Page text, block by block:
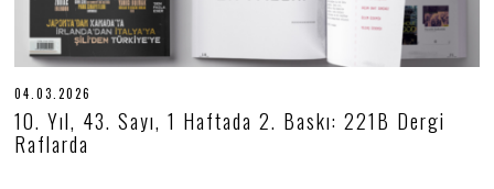
04.03.2026
4
.
10. Yıl, 43. Sayı, 1 Haftada 2. Baskı: 221B Dergi
Raflarda